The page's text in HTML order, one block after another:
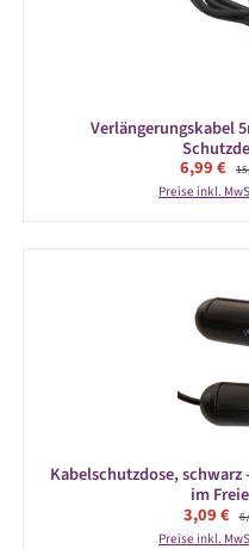
Verlängerungskabel
6,99 €
Preise inkl.
Kabelschutzdose,
im
3,09 €
Preise inkl.